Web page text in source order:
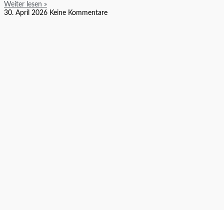
Weiter lesen »
30. April 2026 Keine Kommentare